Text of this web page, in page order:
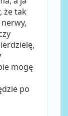
że tak
mogę
po